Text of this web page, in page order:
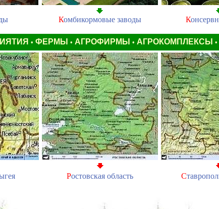
Комбикормовые заводы К
• ФЕРМЫ • АГРОФИРМЫ • АГРОКОМПЛЕКСЫ •
Ростовская область С